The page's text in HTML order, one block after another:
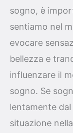
sogno, è
sentiamo nel
evocare
bellezza e
influenzare il
sogno. Se
lentamente
situazione